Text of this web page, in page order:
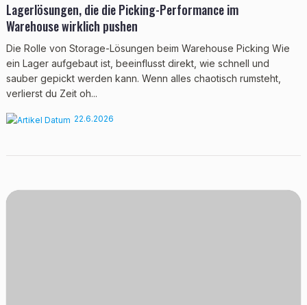
Lagerlösungen, die die Picking-Performance im
Warehouse wirklich pushen
Die Rolle von Storage-Lösungen beim Warehouse Picking Wie
ein Lager aufgebaut ist, beeinflusst direkt, wie schnell und
sauber gepickt werden kann. Wenn alles chaotisch rumsteht,
verlierst du Zeit oh...
22.6.2026